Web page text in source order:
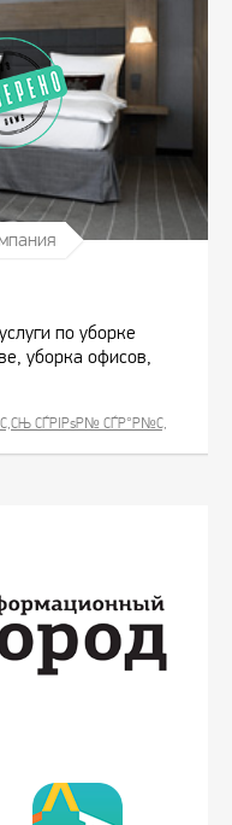
по уборке
уборка офисов,
СЃРІРѕР№ СЃР°Р№С‚